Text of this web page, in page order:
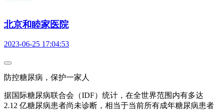
北京和睦家医院
2023-06-25 17:04:53
防控糖尿病，保护一家人
据国际糖尿病联合会（IDF）统计，在全世界范围内有多达
2.12 亿糖尿病患者尚未诊断，相当于当前所有成年糖尿病患者